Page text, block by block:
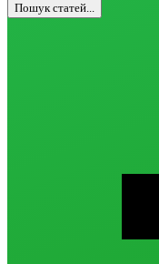
Пошук статей...